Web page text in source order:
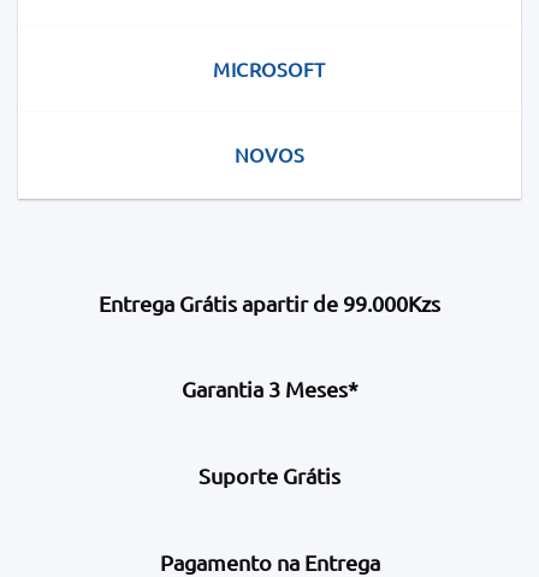
MICROSOFT
NOVOS
Entrega Grátis apartir de 99.000Kzs
Garantia 3 Meses*
Suporte Grátis
Pagamento na Entrega